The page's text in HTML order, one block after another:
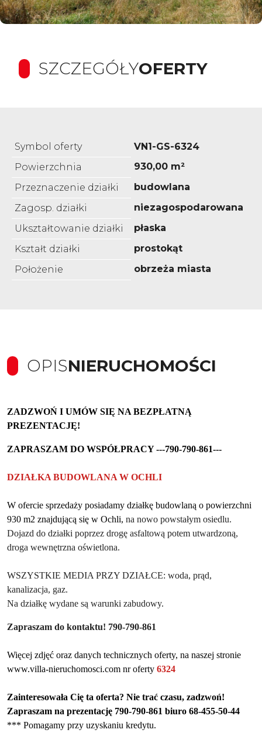
SZCZEGÓŁYOFERTY
Symbol oferty
VN1-GS-6324
Powierzchnia
930,00 m²
Przeznaczenie działki
budowlana
Zagosp. działki
niezagospodarowana
Ukształtowanie działki
płaska
Kształt działki
prostokąt
Położenie
obrzeża miasta
OPISNIERUCHOMOŚCI
ZADZWOŃ I UMÓW SIĘ NA BEZPŁATNĄ
PREZENTACJĘ!
ZAPRASZAM DO WSPÓŁPRACY ---790-790-861---
DZIAŁKA BUDOWLANA W OCHLI
W ofercie sprzedaży posiadamy działkę budowlaną o powierzchni
930 m2 znajdującą się w Ochli, na nowo powstałym osiedlu.
Dojazd do działki poprzez drogę asfaltową potem utwardzoną,
droga wewnętrzna oświetlona.
WSZYSTKIE MEDIA PRZY DZIAŁCE: woda, prąd,
kanalizacja, gaz.
Na działkę wydane są warunki zabudowy.
Zapraszam do kontaktu! 790-790-861
Więcej zdjęć oraz danych technicznych oferty, na naszej stronie
www.villa-nieruchomosci.com nr oferty 6324
Zainteresowała Cię ta oferta? Nie trać czasu, zadzwoń!
Zapraszam na prezentację 790-790-861 biuro 68-455-50-44
*** Pomagamy przy uzyskaniu kredytu.